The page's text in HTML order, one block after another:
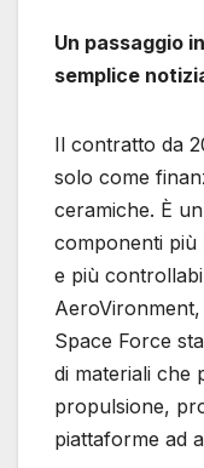
Un passaggio
semplice
Il contratto da
solo come
ceramiche. È
componenti più
e più
Space Force
di materiali che
propulsione,
piattaforme ad